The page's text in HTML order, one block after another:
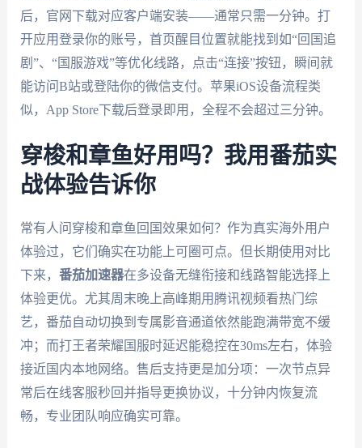
后，官网下载对应客户端安装——通常只需一分钟。打
开应用登录你的账号，首页醒目位置就能找到如“回国追
剧”、“国服游戏”等优化线路，点击“连接”按钮，瞬间就
能访问B站或登陆你的微信支付。苹果iOS设备流程类
似，App Store下载后登录即用，全程不会超过三分钟。
穿梭和章鱼好用吗？我用番茄实
战体验告诉你
常有人问穿梭和章鱼回国效果如何？作为真实海外用户
体验过，它们确实在功能上可圈可点。但长期使用对比
下来， 番茄加速器在多设备无缝衔接和线路智能选择上
体验更优。尤其周末晚上高峰期用腾讯视频看热门综
艺，番茄自动切换到专属影音通道依然能跑满带宽不缓
冲；而打王者荣耀国服时延迟能稳控在30ms左右，体验
接近国内本地网络。售后支持更是加分项：一次节点异
常后在线客服秒回并指导更换协议，十分钟内恢复流
畅，专业团队响应确实可靠。